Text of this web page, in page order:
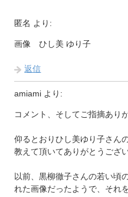
匿名 より:
画像 ひし美 ゆり子
返信
amiami より:
コメント、そしてご指摘あり
仰るとおりひし美ゆり子さん
教えて頂いてありがとうござ
以前、黒柳徹子さんの若い頃
れた画像だったようで、それ